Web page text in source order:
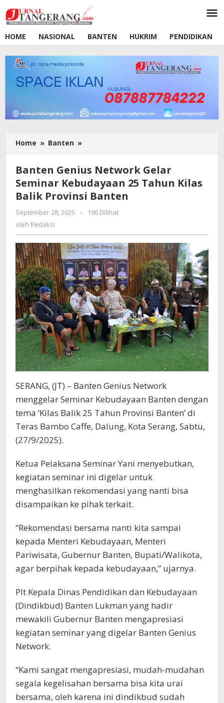
ke
konten
HOME
NASIONAL BANTEN HUKRIM PENDIDIKAN
Home » Banten »
Genius
Gelar
Seminar
Kebudayaan
Tahun
Balik
Provinsi
Banten
Banten Genius Network Gelar
Seminar Kebudayaan 25 Tahun Kilas
Balik Provinsi Banten
September 28, 2025
oleh
-
196 Dilihat
oleh Redaksi
SERANG, (JT) – Banten Genius Network
menggelar Seminar Kebudayaan Banten dengan
tema ‘Kilas Balik 25 Tahun Provinsi Banten’ di
Teras Bambo Caffe, Dalung, Kota Serang, Sabtu,
(27/9/2025).
Ketua Pelaksana Seminar Yani menyebutkan,
kegiatan seminar ini digelar untuk
menghasilkan rekomendasi yang nanti bisa
disampaikan ke pihak terkait.
“Rekomendasi bersama nanti kita sampai
kepada Menteri Kebudayaan, Menteri
Pariwisata, Gubernur Banten, Bupati/Walikota,
agar berpihak kepada kebudayaan,” ujarnya.
Plt Kepala Dinas Pendidikan dan Kebudayaan
(Dindikbud) Banten Lukman yang hadir
mewakili Gubernur Banten mengapresiasi
kegiatan seminar yang digelar Banten Genius
Network.
“Kami sangat mengapresiasi, mudah-mudahan
segala kegelisahan bersama bisa kita urai
bersama, oleh karena ini dindikbud sudah